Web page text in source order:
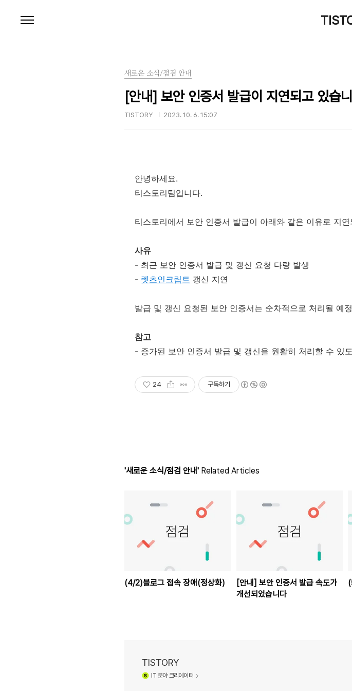
새로운 소식/점검 안내
[안내] 보안 인증서 발급이 지연되고 있습
TISTORY 2023. 10. 6. 15:07
안녕하세요.
티스토리팀입니다.
티스토리에서 보안 인증서 발급이 아래와 같은 이유로 지
사유
- 최근 보안 인증서 발급 및 갱신 요청 다량 발생
- 렛츠인크립트 갱신 지연
발급 및 갱신 요청된 보안 인증서는 순차적으로 처리될 예
참고
- 증가된 보안 인증서 발급 및 갱신을 원활히 처리할 수 있
24 구독하기
'새로운 소식/점검 안내' Related Articles
(4/2)블로그 접속 장애(정상화)
[안내] 보안 인증서 발급 속도가
개선되었습니다
TISTORY
IT 분야 크리에이터